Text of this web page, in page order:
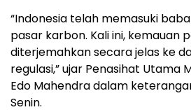
“Indonesia telah memasuki
pasar karbon. Kali ini, kemauan
diterjemahkan secara jelas ke
regulasi,” ujar Penasihat Utama
Edo Mahendra dalam
Senin.